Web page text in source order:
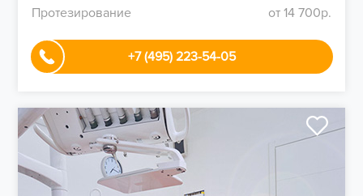
Протезирование
от 14 700р.
+7 (495) 223-54-05